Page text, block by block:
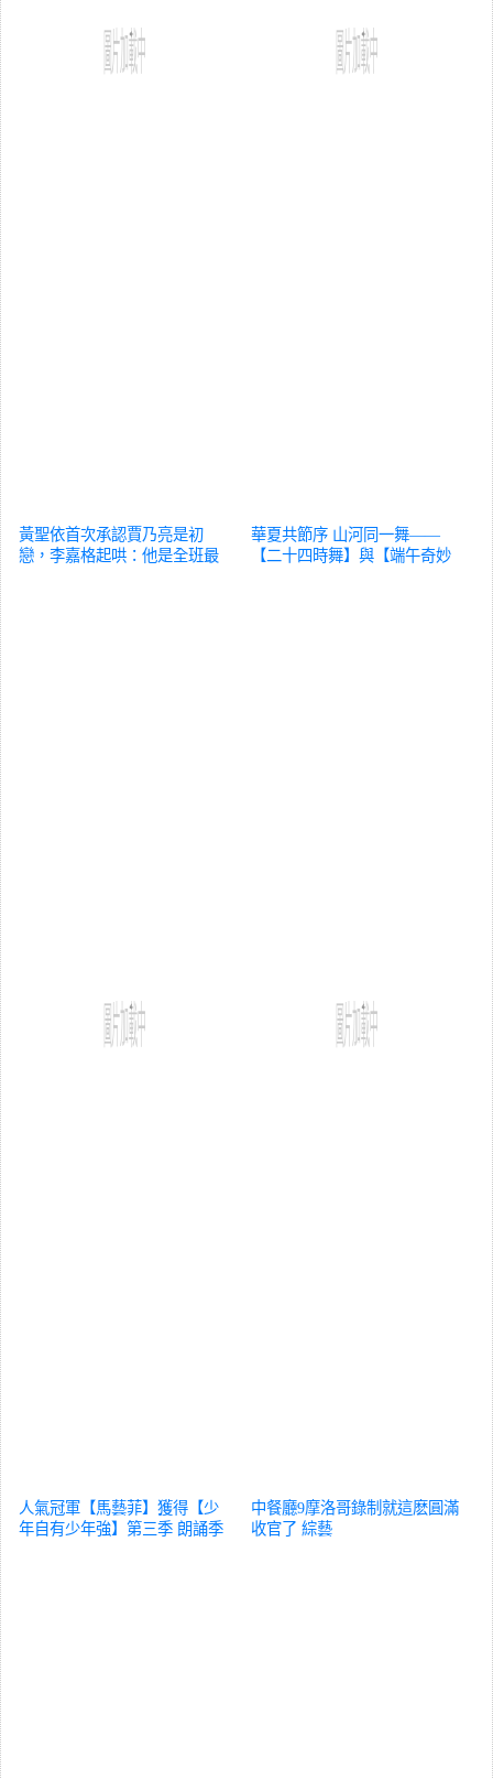
黃聖依首次承認賈乃亮是初
戀，李嘉格起哄：他是全班最
華夏共節序 山河同一舞——
【二十四時舞】與【端午奇妙
人氣冠軍【馬藝菲】獲得【少
年自有少年強】第三季 朗誦季
中餐廳9摩洛哥錄制就這麽圓滿
收官了 綜藝